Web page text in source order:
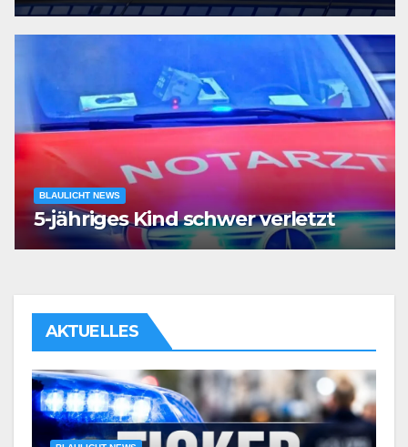
BLAULICHT NEWS
5-jähriges Kind schwer verletzt
AKTUELLES
BLAULICHT NEWS